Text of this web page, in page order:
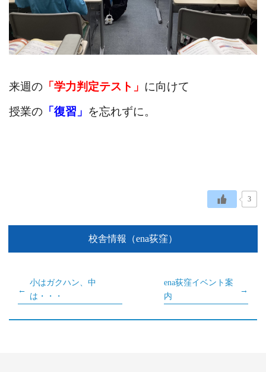
来週の 「学力判定テスト」 に向けて
授業の 「復習」 を忘れずに。
3
校舎情報（ena荻窪）
小はガクハン、中
は・・・
ena荻窪イベント案
内